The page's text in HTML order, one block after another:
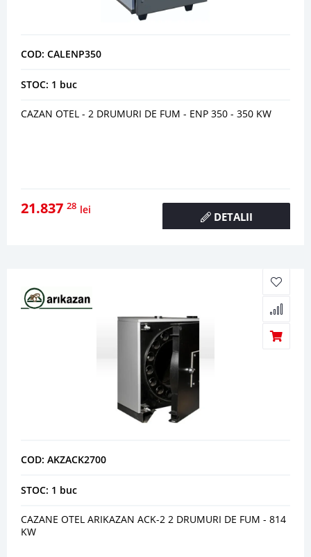
COD: CALENP350
STOC: 1 buc
CAZAN OTEL - 2 DRUMURI DE FUM - ENP 350 - 350 KW
21.837 28 lei
DETALII
COD: AKZACK2700
STOC: 1 buc
CAZANE OTEL ARIKAZAN ACK-2 2 DRUMURI DE FUM - 814
KW